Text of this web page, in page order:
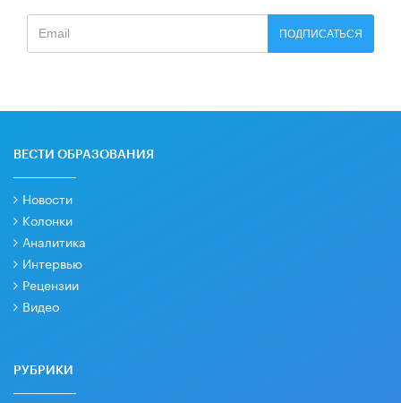
ПОДПИСАТЬСЯ
ВЕСТИ ОБРАЗОВАНИЯ
Новости
Колонки
Аналитика
Интервью
Рецензии
Видео
РУБРИКИ